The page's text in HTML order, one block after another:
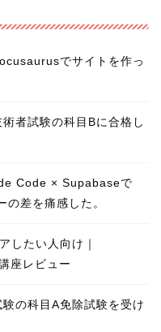
でサイトを作っ
者試験の科目Bに合格し
Code × Supabaseで
の差を痛感した。
したい人向け｜
座レビュー
験の科目A免除試験を受け